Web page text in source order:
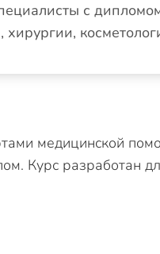
с
медицинской
Курс разработан